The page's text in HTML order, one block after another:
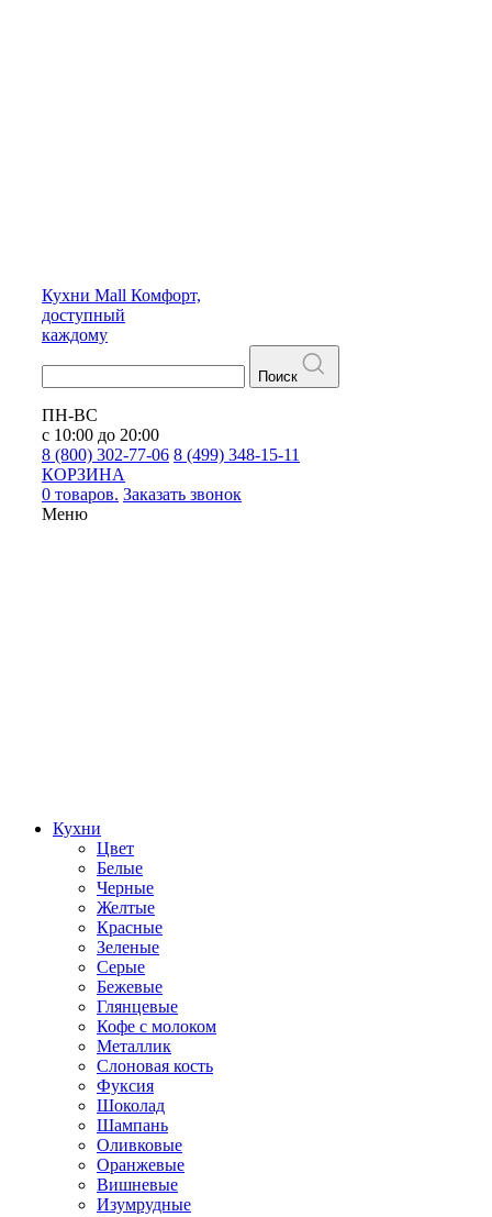
Кухни Mall Комфорт,
доступный
каждому
Поиск
ПН-ВС
с 10:00 до 20:00
8 (800) 302-77-06 8 (499) 348-15-11
КОРЗИНА
0 товаров. Заказать звонок
Меню
Кухни
Цвет
Белые
Черные
Желтые
Красные
Зеленые
Серые
Бежевые
Глянцевые
Кофе с молоком
Металлик
Слоновая кость
Фуксия
Шоколад
Шампань
Оливковые
Оранжевые
Вишневые
Изумрудные